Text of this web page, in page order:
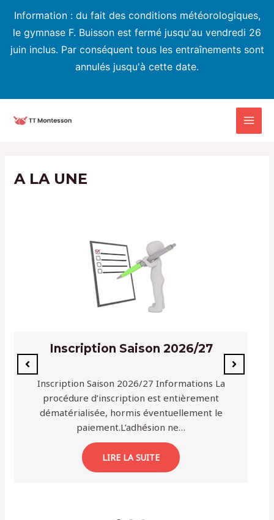
Information : du fait des conditions météorologiques,
le gymnase F. Buisson est fermé jusqu'au vendredi 26
juin inclus. Par conséquent tous les entraînements sont
annulés jusqu'à cette date.
A LA UNE
Inscription Saison 2026/27
Inscription Saison 2026/27 Informations La
procédure d’inscription est entièrement
dématérialisée, hormis éventuellement le
paiement.L’adhésion ne…
LIRE LA SUITE